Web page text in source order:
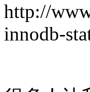
http://
innodb-